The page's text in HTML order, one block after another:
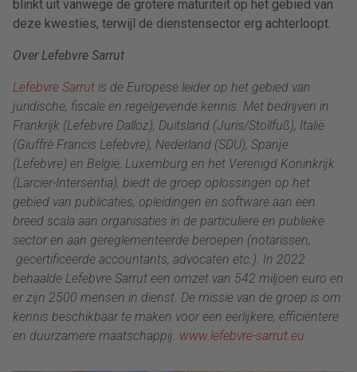
blinkt uit vanwege de grotere maturiteit op het gebied van
deze kwesties, terwijl de dienstensector erg achterloopt.
Over Lefebvre Sarrut
Lefebvre Sarrut is de Europese leider op het gebied van
juridische, fiscale en regelgevende kennis. Met bedrijven in
Frankrijk (Lefebvre Dalloz), Duitsland (Juris/Stollfuß), Italië
(Giuffrè Francis Lefebvre), Nederland (SDU), Spanje
(Lefebvre) en België, Luxemburg en het Verenigd Koninkrijk
(Larcier-Intersentia), biedt de groep oplossingen op het
gebied van publicaties, opleidingen en software aan een
breed scala aan organisaties in de particuliere en publieke
sector en aan gereglementeerde beroepen (notarissen,
gecertificeerde accountants, advocaten etc.). In 2022
behaalde Lefebvre Sarrut een omzet van 542 miljoen euro en
er zijn 2500 mensen in dienst. De missie van de groep is om
kennis beschikbaar te maken voor een eerlijkere, efficiëntere
en duurzamere maatschappij. www.lefebvre-sarrut.eu